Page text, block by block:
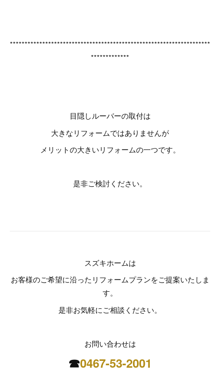
********************************************************************
*************
目隠しルーバーの取付は
大きなリフォームではありませんが
メリットの大きいリフォームの一つです。
是非ご検討ください。
スズキホームは
お客様のご希望に沿ったリフォームプランをご提案いたしま
す。
是非お気軽にご相談ください。
お問い合わせは
☎0467-53-2001